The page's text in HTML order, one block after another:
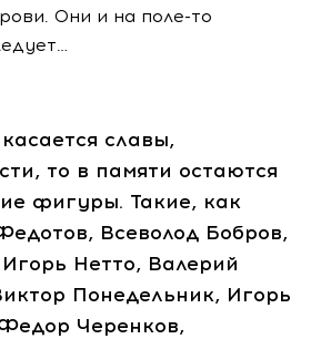
Они и на поле-то
славы,
то в памяти остаются
фигуры. Такие, как
Всеволод Бобров,
Нетто, Валерий
Понедельник, Игорь
Черенков,